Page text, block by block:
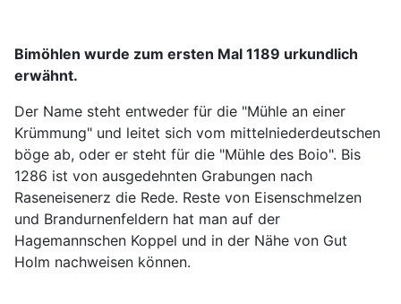
Bimöhlen wurde zum ersten Mal 1189 urkundlich
erwähnt.
Der Name steht entweder für die "Mühle an einer
Krümmung" und leitet sich vom mittelniederdeutschen
böge ab, oder er steht für die "Mühle des Boio". Bis
1286 ist von ausgedehnten Grabungen nach
Raseneisenerz die Rede. Reste von Eisenschmelzen
und Brandurnenfeldern hat man auf der
Hagemannschen Koppel und in der Nähe von Gut
Holm nachweisen können.